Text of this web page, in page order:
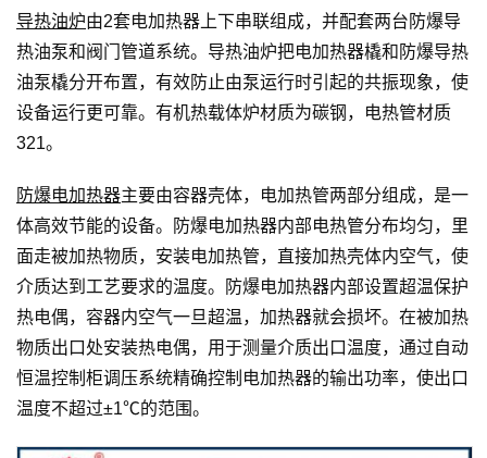
导热油炉由2套电加热器上下串联组成，并配套两台防爆导
热油泵和阀门管道系统。导热油炉把电加热器橇和防爆导热
油泵橇分开布置，有效防止由泵运行时引起的共振现象，使
设备运行更可靠。有机热载体炉材质为碳钢，电热管材质
321。
防爆电加热器主要由容器壳体，电加热管两部分组成，是一
体高效节能的设备。防爆电加热器内部电热管分布均匀，里
面走被加热物质，安装电加热管，直接加热壳体内空气，使
介质达到工艺要求的温度。防爆电加热器内部设置超温保护
热电偶，容器内空气一旦超温，加热器就会损坏。在被加热
物质出口处安装热电偶，用于测量介质出口温度，通过自动
恒温控制柜调压系统精确控制电加热器的输出功率，使出口
温度不超过±1℃的范围。